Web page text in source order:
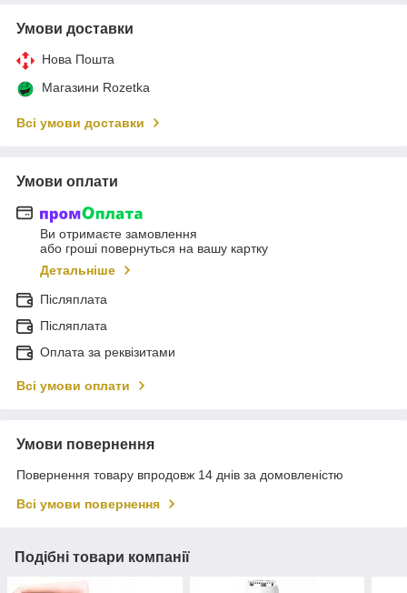
Умови доставки
Нова Пошта
Магазини Rozetka
Всі умови доставки
Умови оплати
Ви отримаєте замовлення
або гроші повернуться на вашу картку
Детальніше
Післяплата
Післяплата
Оплата за реквізитами
Всі умови оплати
Умови повернення
Повернення товару впродовж 14 днів за домовленістю
Всі умови повернення
Подібні товари компанії